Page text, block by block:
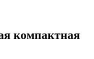
компактная